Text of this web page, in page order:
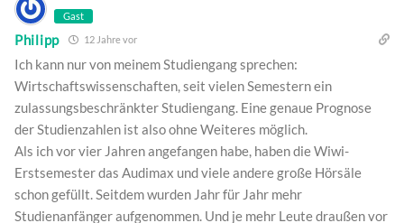
Gast
Philipp 12 Jahre vor
Ich kann nur von meinem Studiengang sprechen:
Wirtschaftswissenschaften, seit vielen Semestern ein
zulassungsbeschränkter Studiengang. Eine genaue Prognose
der Studienzahlen ist also ohne Weiteres möglich.
Als ich vor vier Jahren angefangen habe, haben die Wiwi-
Erstsemester das Audimax und viele andere große Hörsäle
schon gefüllt. Seitdem wurden Jahr für Jahr mehr
Studienanfänger aufgenommen. Und je mehr Leute draußen vor